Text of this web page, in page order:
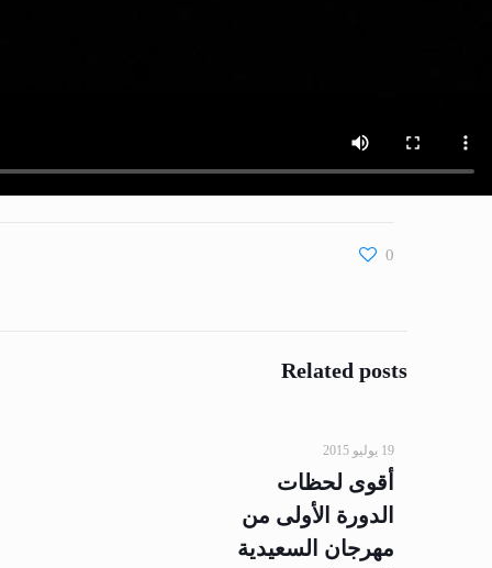
0
Related posts
19 يوليو 2015
أقوى لحظات
الدورة الأولى من
مهرجان السعيدية